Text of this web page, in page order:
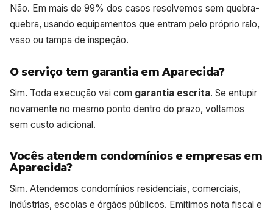
Não. Em mais de 99% dos casos resolvemos sem quebra-
quebra, usando equipamentos que entram pelo próprio ralo,
vaso ou tampa de inspeção.
O serviço tem garantia em Aparecida?
Sim. Toda execução vai com garantia escrita. Se entupir
novamente no mesmo ponto dentro do prazo, voltamos
sem custo adicional.
Vocês atendem condomínios e empresas em
Aparecida?
Sim. Atendemos condomínios residenciais, comerciais,
indústrias, escolas e órgãos públicos. Emitimos nota fiscal e